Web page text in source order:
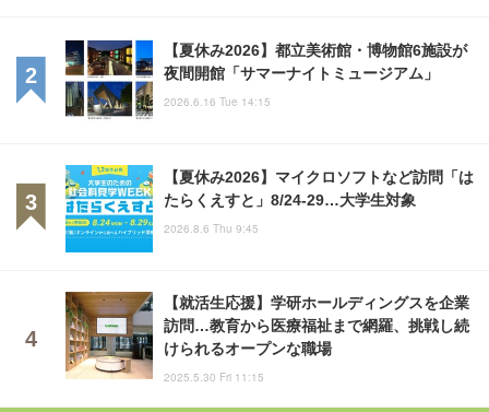
【夏休み2026】都立美術館・博物館6施設が
夜間開館「サマーナイトミュージアム」
2026.6.16 Tue 14:15
【夏休み2026】マイクロソフトなど訪問「は
たらくえすと」8/24-29…大学生対象
2026.8.6 Thu 9:45
【就活生応援】学研ホールディングスを企業
訪問…教育から医療福祉まで網羅、挑戦し続
けられるオープンな職場
2025.5.30 Fri 11:15